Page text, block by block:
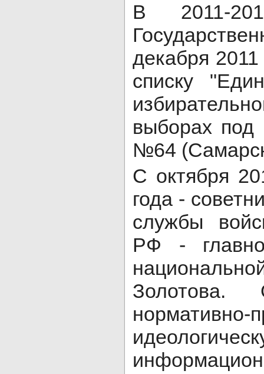
В 2011-
декабря
списку
выборах
№64
С октября
года -
службы
РФ -
Золотова.
нормативно-